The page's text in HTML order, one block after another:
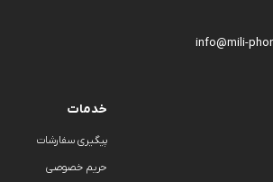
info@mili-
خدمات
پیگیری سفارشات
حریم خصوصی